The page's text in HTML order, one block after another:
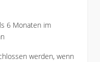
6 Monaten im
werden, wenn